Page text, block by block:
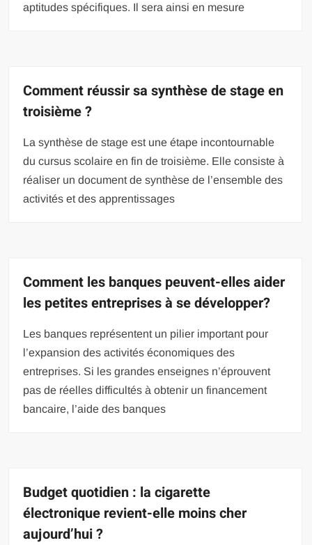
aptitudes spécifiques. Il sera ainsi en mesure
Comment réussir sa synthèse de stage en
troisième ?
La synthèse de stage est une étape incontournable
du cursus scolaire en fin de troisième. Elle consiste à
réaliser un document de synthèse de l’ensemble des
activités et des apprentissages
Comment les banques peuvent-elles aider
les petites entreprises à se développer?
Les banques représentent un pilier important pour
l’expansion des activités économiques des
entreprises. Si les grandes enseignes n’éprouvent
pas de réelles difficultés à obtenir un financement
bancaire, l’aide des banques
Budget quotidien : la cigarette
électronique revient-elle moins cher
aujourd’hui ?